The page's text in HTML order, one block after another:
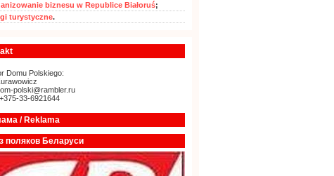
biznesu w Republice Białoruś;
turystyczne.
Domu Polskiego:
polski@rambler.ru
33-6921644
/ Reklama
поляков Беларуси